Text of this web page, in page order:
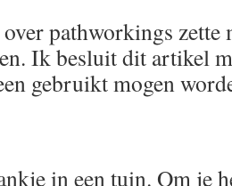
pathworkings zette
Ik besluit dit artikel
gebruikt mogen
in een tuin. Om je